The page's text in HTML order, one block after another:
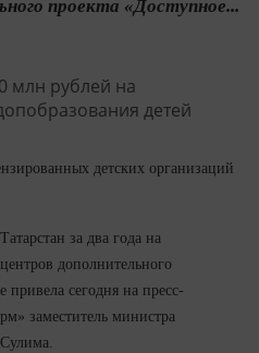
проекта «Доступное...
детских организаций
за два года на
дополнительного
привела сегодня на пресс-
заместитель министра